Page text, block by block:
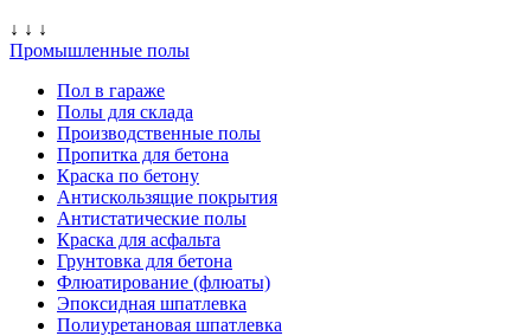
↓ ↓ ↓
Промышленные полы
Пол в гараже
Полы для склада
Производственные полы
Пропитка для бетона
Краска по бетону
Антискользящие покрытия
Антистатические полы
Краска для асфальта
Грунтовка для бетона
Флюатирование (флюаты)
Эпоксидная шпатлевка
Полиуретановая шпатлевка